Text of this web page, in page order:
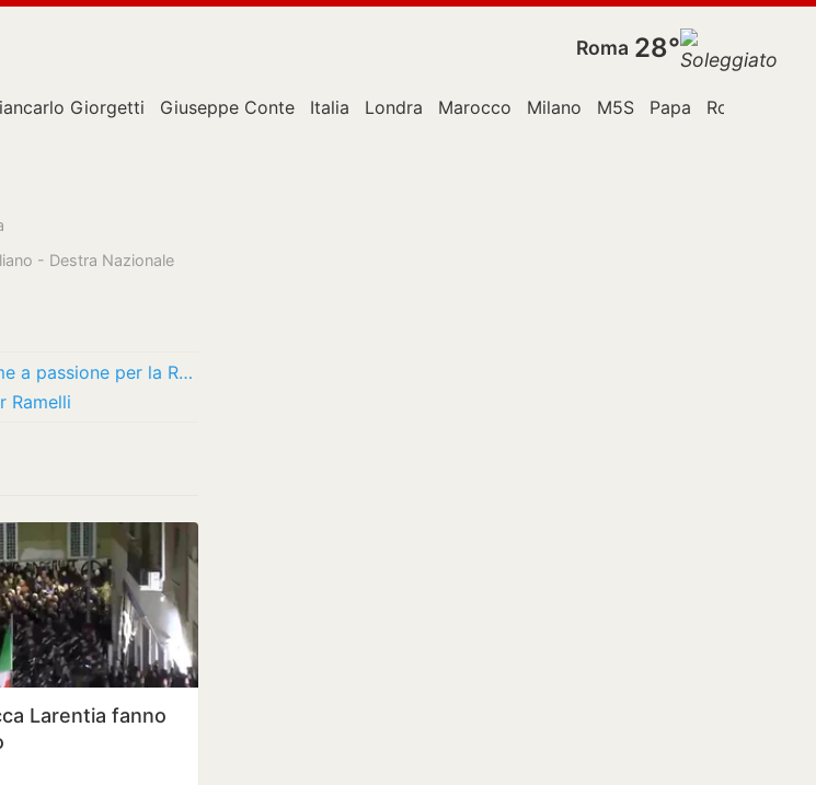
Roma 28°
Giorgetti Giuseppe Conte Italia Londra Marocco Milano M5S Papa Roma
- Destra Nazionale
Maurizio Gasparri compie 70 anni oggi, da politica e riforme a passione per la Roma
Ramelli
Larentia fanno